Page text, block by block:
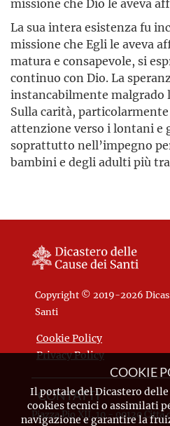
La sua intera esistenza fu
missione che Egli le aveva
matura e consapevole, si
continuo con Dio. La
instancabilmente malgrado
Sulla carità, particolarmente
attenzione verso i lontani e
soprattutto nell’impegno
bambini e degli adulti più
Copyright © 2019-2026
Santi
Cookie Policy
Privacy Policy
CONTATTI
Piazza Pio XII, 10 - 00120 Città
COOKIE
Il portale del Dicastero
cookies tecnici o assimilati
navigazione e garantire la